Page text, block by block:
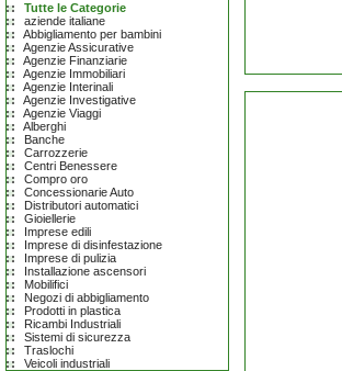
Tutte le Categorie
aziende italiane
Abbigliamento per bambini
Agenzie Assicurative
Agenzie Finanziarie
Agenzie Immobiliari
Agenzie Interinali
Agenzie Investigative
Agenzie Viaggi
Alberghi
Banche
Carrozzerie
Centri Benessere
Compro oro
Concessionarie Auto
Distributori automatici
Gioiellerie
Imprese edili
Imprese di disinfestazione
Imprese di pulizia
Installazione ascensori
Mobilifici
Negozi di abbigliamento
Prodotti in plastica
Ricambi Industriali
Sistemi di sicurezza
Traslochi
Veicoli industriali